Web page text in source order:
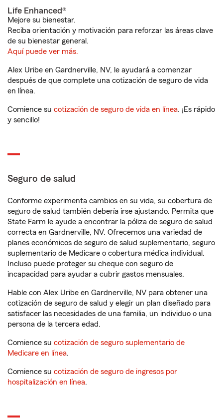
Life Enhanced®
Mejore su bienestar.
Reciba orientación y motivación para reforzar las áreas clave
de su bienestar general.
Aquí puede ver más.
Alex Uribe en Gardnerville, NV, le ayudará a comenzar
después de que complete una cotización de seguro de vida
en línea.
Comience su cotización de seguro de vida en línea. ¡Es rápido
y sencillo!
Seguro de salud
Conforme experimenta cambios en su vida, su cobertura de
seguro de salud también debería irse ajustando. Permita que
State Farm le ayude a encontrar la póliza de seguro de salud
correcta en Gardnerville, NV. Ofrecemos una variedad de
planes económicos de seguro de salud suplementario, seguro
suplementario de Medicare o cobertura médica individual.
Incluso puede proteger su cheque con seguro de
incapacidad para ayudar a cubrir gastos mensuales.
Hable con Alex Uribe en Gardnerville, NV para obtener una
cotización de seguro de salud y elegir un plan diseñado para
satisfacer las necesidades de una familia, un individuo o una
persona de la tercera edad.
Comience su cotización de seguro suplementario de
Medicare en línea.
Comience su cotización de seguro de ingresos por
hospitalización en línea.